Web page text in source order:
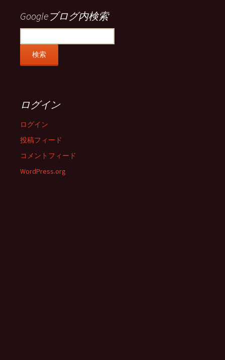
示
Googleブログ内検索
ログイン
ログイン
投稿フィード
コメントフィード
WordPress.org